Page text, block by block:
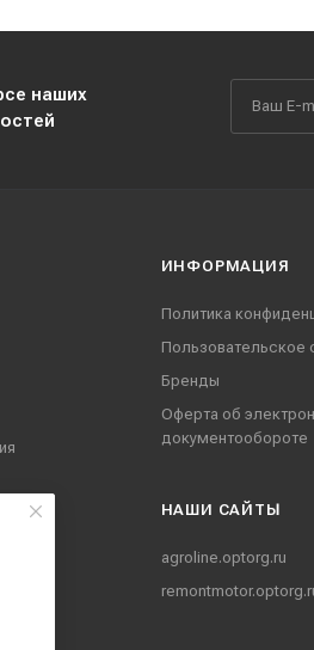
наших
ИНФОРМАЦИЯ
Политика
Пользовательское
Бренды
Оферта об
документообороте
НАШИ CАЙТЫ
agroline.optorg.ru